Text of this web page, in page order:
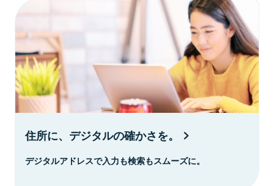
住所に、デジタルの確かさを。
デジタルアドレスで入力も検索もスムーズに。